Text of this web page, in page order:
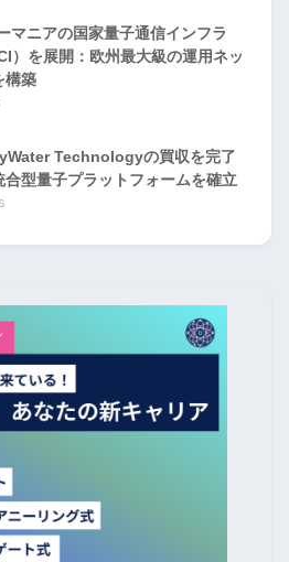
マニアの国家量子通信インフラ
）を展開：欧州最大級の運用ネッ
構築
Technologyの買収を完了
合型量子プラットフォームを確立